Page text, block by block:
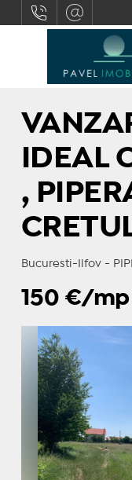
IDEAL
,
Bucuresti-Ilfov -
150 €/mp